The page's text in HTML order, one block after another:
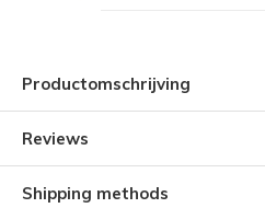
Productomschrijving
Reviews
Shipping methods